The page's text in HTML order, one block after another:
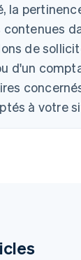
la
de
d'un
à votre
Deutsch